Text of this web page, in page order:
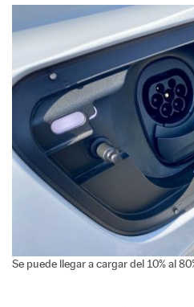
Se puede llegar a cargar del 10% al